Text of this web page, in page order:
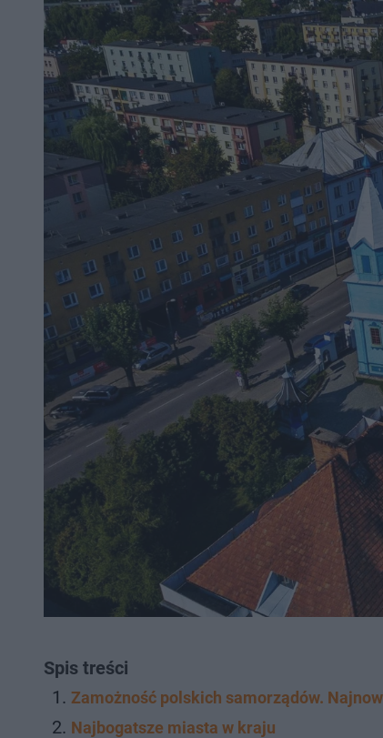
Spis treści
Zamożność polskich samorządów.
Najbogatsze miasta w kraju